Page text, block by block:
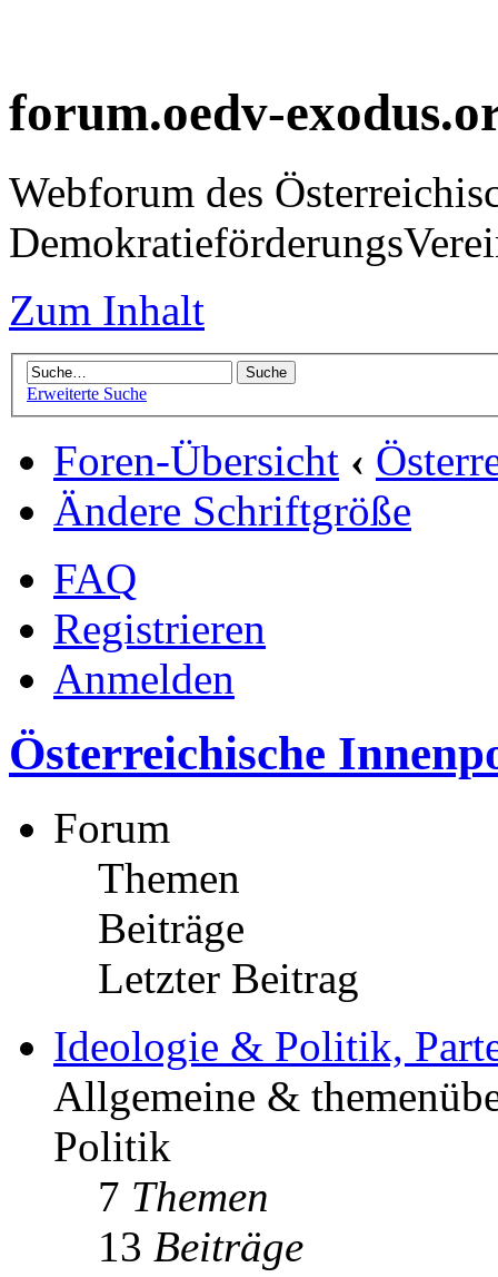
forum.oedv-
Webforum des
Zum Inhalt
Erweiterte Suche
Foren-Übersicht ‹
Ändere Schriftgröße
FAQ
Registrieren
Anmelden
Österreichische
Forum
Themen
Beiträge
Letzter Beitrag
Ideologie & Politik,
Allgemeine &
Politik
7 Themen
13 Beiträge